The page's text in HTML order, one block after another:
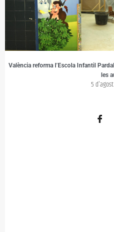
València reforma l’Escola Infantil
les
5